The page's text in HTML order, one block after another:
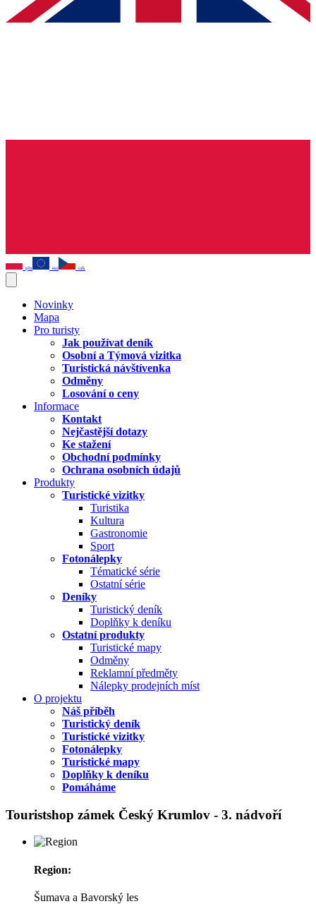
pln eur czk
Novinky
Mapa
Pro turisty
Jak používat deník
Osobní a Týmová vizitka
Turistická návštívenka
Odměny
Losování o ceny
Informace
Kontakt
Nejčastější dotazy
Ke stažení
Obchodní podmínky
Ochrana osobních údajů
Produkty
Turistické vizitky
Turistika
Kultura
Gastronomie
Sport
Fotonálepky
Tématické série
Ostatní série
Deníky
Turistický deník
Doplňky k deníku
Ostatní produkty
Turistické mapy
Odměny
Reklamní předměty
Nálepky prodejních míst
O projektu
Náš příběh
Turistický deník
Turistické vizitky
Fotonálepky
Turistické mapy
Doplňky k deníku
Pomáháme
Touristshop zámek Český Krumlov - 3. nádvoří
Region:
Šumava a Bavorský les